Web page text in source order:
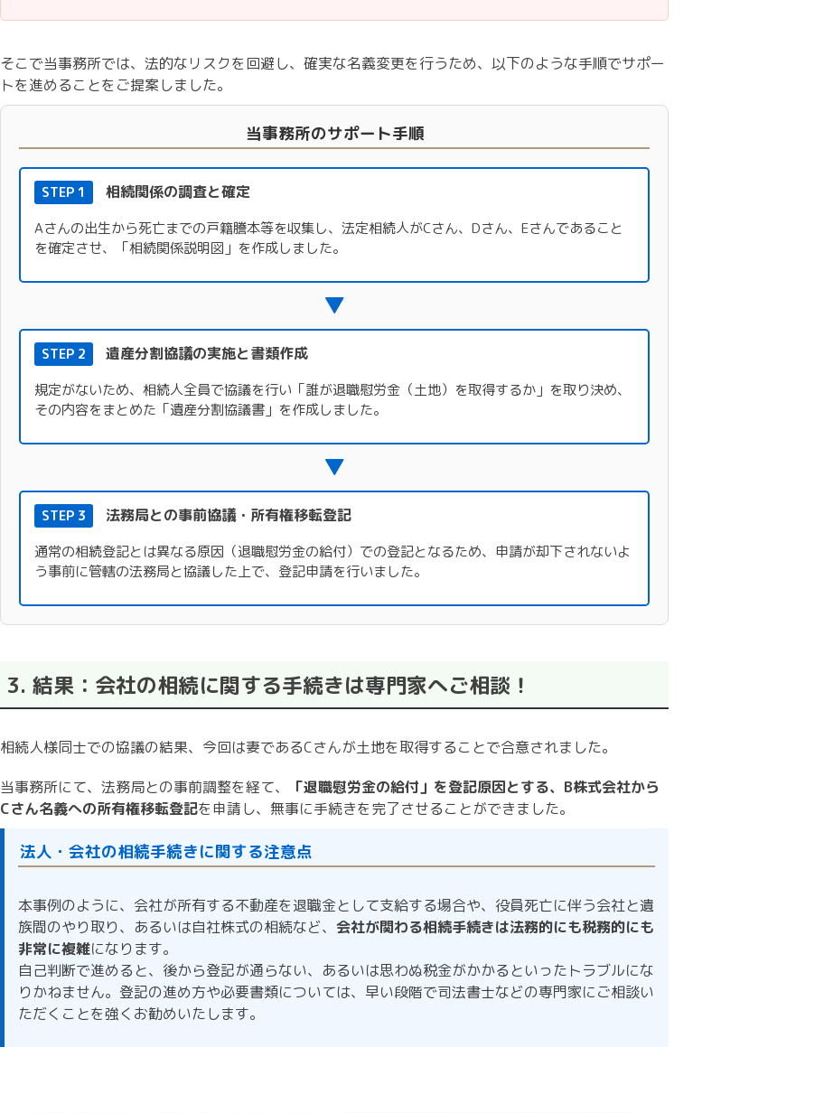
そこで当事務所では、法的なリスクを回避し、確実な名義変更を行うため、以下のような手順でサポー
トを進めることをご提案しました。
当事務所のサポート手順
STEP 1 相続関係の調査と確定
Aさんの出生から死亡までの戸籍謄本等を収集し、法定相続人がCさん、Dさん、Eさんであること
を確定させ、「相続関係説明図」を作成しました。
▼
STEP 2 遺産分割協議の実施と書類作成
規定がないため、相続人全員で協議を行い「誰が退職慰労金（土地）を取得するか」を取り決め、
その内容をまとめた「遺産分割協議書」を作成しました。
▼
STEP 3 法務局との事前協議・所有権移転登記
通常の相続登記とは異なる原因（退職慰労金の給付）での登記となるため、申請が却下されないよ
う事前に管轄の法務局と協議した上で、登記申請を行いました。
3. 結果：会社の相続に関する手続きは専門家へご相談！
相続人様同士での協議の結果、今回は妻であるCさんが土地を取得することで合意されました。
当事務所にて、法務局との事前調整を経て、
「退職慰労金の給付」を登記原因とする、B株式会社から
Cさん名義への所有権移転登記を申請し、無事に手続きを完了させることができました。
法人・会社の相続手続きに関する注意点
本事例のように、会社が所有する不動産を退職金として支給する場合や、役員死亡に伴う会社と遺
族間のやり取り、あるいは自社株式の相続など、 会社が関わる相続手続きは法務的にも税務的にも
非常に複雑になります。
自己判断で進めると、後から登記が通らない、あるいは思わぬ税金がかかるといったトラブルにな
りかねません。登記の進め方や必要書類については、早い段階で司法書士などの専門家にご相談い
ただくことを強くお勧めいたします。